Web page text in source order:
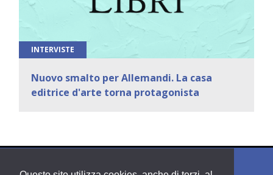
INTERVISTE
Nuovo smalto per Allemandi. La casa
editrice d'arte torna protagonista